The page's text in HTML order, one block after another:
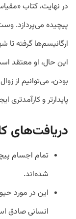
در نهایت، کتاب
پیچیده می‌پردازد.
ارگانیسم‌ها گرفته تا
این حال، او معتقد
بودن، می‌توانیم از
پایدارتر و کارآمدتری
دریافت‌های
تمام اجسام
شده‌اند.
این در مورد
انسانی صادق